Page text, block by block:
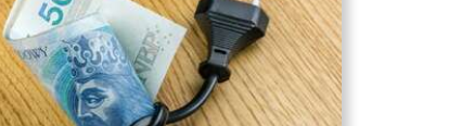
ANALIZY
Ulga na rynkach: porozumienie
wokół Cieśniny Ormuz?
Michał Stajniak 6 sierpnia 2026